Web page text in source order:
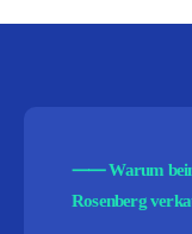
⸺Warum
Rosenberg